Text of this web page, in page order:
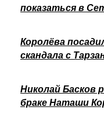
показаться в
Королёва
скандала с
Николай Басков
браке Наташи